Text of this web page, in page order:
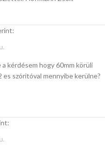
kérdésem hogy 60mm körüli
es szóritóval mennyibe kerülne?